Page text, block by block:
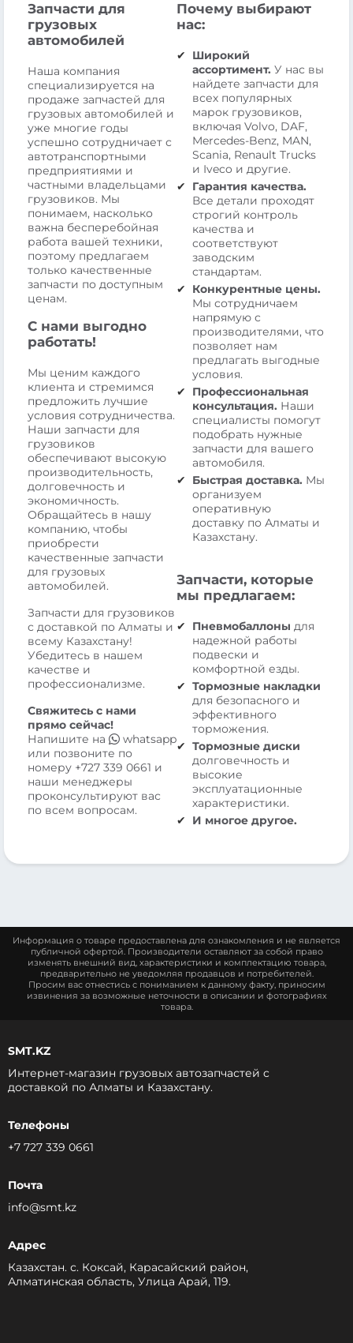
Запчасти для
грузовых
автомобилей
Наша компания
специализируется на
продаже запчастей для
грузовых автомобилей и
уже многие годы
успешно сотрудничает с
автотранспортными
предприятиями и
частными владельцами
грузовиков. Мы
понимаем, насколько
важна бесперебойная
работа вашей техники,
поэтому предлагаем
только качественные
запчасти по доступным
ценам.
С нами выгодно
работать!
Мы ценим каждого
клиента и стремимся
предложить лучшие
условия сотрудничества.
Наши запчасти для
грузовиков
обеспечивают высокую
производительность,
долговечность и
экономичность.
Обращайтесь в нашу
компанию, чтобы
приобрести
качественные запчасти
для грузовых
автомобилей.
Запчасти для грузовиков
с доставкой по Алматы и
всему Казахстану!
Убедитесь в нашем
качестве и
профессионализме.
Свяжитесь с нами
прямо сейчас!
Напишите на
whatsapp
или позвоните по
номеру +727 339 0661 и
наши менеджеры
проконсультируют вас
по всем вопросам.
Почему выбирают
нас:
Широкий
ассортимент. У нас вы
найдете запчасти для
всех популярных
марок грузовиков,
включая Volvo, DAF,
Mercedes-Benz, MAN,
Scania, Renault Trucks
и Iveco и другие.
Гарантия качества.
Все детали проходят
строгий контроль
качества и
соответствуют
заводским
стандартам.
Конкурентные цены.
Мы сотрудничаем
напрямую с
производителями, что
позволяет нам
предлагать выгодные
условия.
Профессиональная
консультация. Наши
специалисты помогут
подобрать нужные
запчасти для вашего
автомобиля.
Быстрая доставка. Мы
организуем
оперативную
доставку по Алматы и
Казахстану.
Запчасти, которые
мы предлагаем:
Пневмобаллоны для
надежной работы
подвески и
комфортной езды.
Тормозные накладки
для безопасного и
эффективного
торможения.
Тормозные диски
долговечность и
высокие
эксплуатационные
характеристики.
И многое другое.
Информация о товаре предоставлена для ознакомления и не является
публичной офертой. Производители оставляют за собой право
изменять внешний вид, характеристики и комплектацию товара,
предварительно не уведомляя продавцов и потребителей.
Просим вас отнестись с пониманием к данному факту, приносим
извинения за возможные неточности в описании и фотографиях
товара.
SMT.KZ
Интернет-магазин грузовых автозапчастей c
доставкой по Алматы и Казахстану.
Телефоны
+7 727 339 0661
Почта
info@smt.kz
Адрес
Казахстан. с. Коксай, Карасайский район,
Алматинская область, Улица Арай, 119.